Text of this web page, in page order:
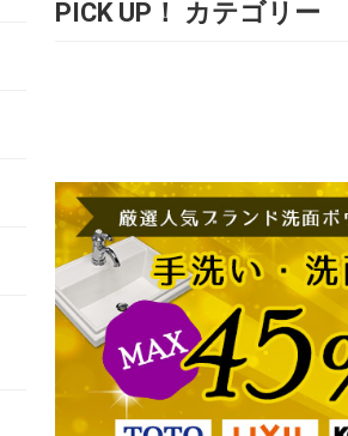
PICK UP！ カテゴリー